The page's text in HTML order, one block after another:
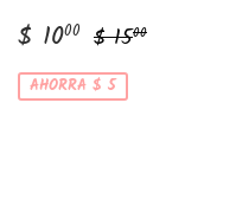
Precio
de
venta
$ 1000 $
10.00
Precio habitual
$ 1500
AHORRA $ 5